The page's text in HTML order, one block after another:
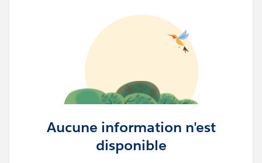
Aucune information n'est
disponible